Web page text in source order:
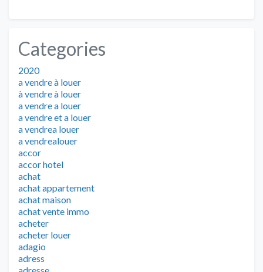
Categories
2020
a vendre à louer
à vendre à louer
a vendre a louer
a vendre et a louer
a vendrea louer
a vendrealouer
accor
accor hotel
achat
achat appartement
achat maison
achat vente immo
acheter
acheter louer
adagio
adress